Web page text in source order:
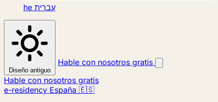
he עברית
Diseño antiguo
Hable con nosotros gratis
Hable con nosotros gratis
e-residency España 🇪🇸